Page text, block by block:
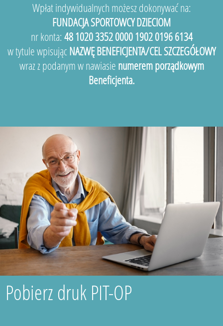
Wpłat indywidualnych możesz dokonywać na:
FUNDACJA SPORTOWCY DZIECIOM
nr konta: 48 1020 3352 0000 1902 0196 6134
w tytule wpisującNAZWĘ BENEFICJENTA/CEL SZCZEGÓŁOWY
wraz z podanym w nawiasie numerem porządkowym
Beneficjenta.
Pobierz druk PIT-OP